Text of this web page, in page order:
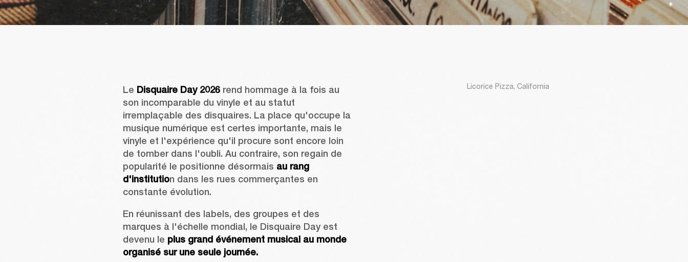
Le Disquaire Day 2026 rend hommage à la fois au
son incomparable du vinyle et au statut
irremplaçable des disquaires. La place qu'occupe la
musique numérique est certes importante, mais le
vinyle et l'expérience qu'il procure sont encore loin
de tomber dans l'oubli. Au contraire, son regain de
popularité le positionne désormais au rang
d'institution dans les rues commerçantes en
constante évolution.
En réunissant des labels, des groupes et des
marques à l'échelle mondial, le Disquaire Day est
devenu le plus grand événement musical au monde
organisé sur une seule journée.
Licorice Pizza, California